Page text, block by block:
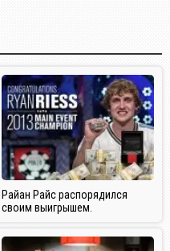
Райан Райс распорядился
своим выигрышем.